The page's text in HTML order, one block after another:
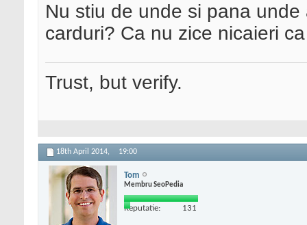
Nu stiu de unde si pana
carduri? Ca nu zice nicaieri
Trust, but verify.
18th April 2014, 19:00
Tom
Membru SeoPedia
Reputatie: 131